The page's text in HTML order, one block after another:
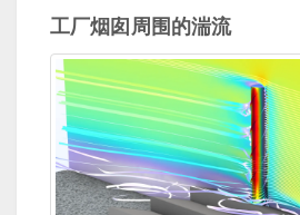
工厂烟囱周围的湍流